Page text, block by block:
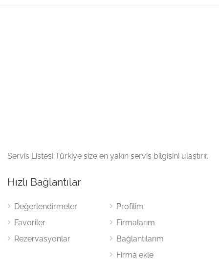
Servis Listesi Türkiye size en yakın servis bilgisini ulaştırır.
Hızlı Bağlantılar
Değerlendirmeler
Favoriler
Rezervasyonlar
Profilim
Firmalarım
Bağlantılarım
Firma ekle